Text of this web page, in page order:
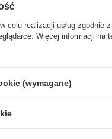
celu realizacji usług zgodnie z
Więcej informacji
(wymagane)